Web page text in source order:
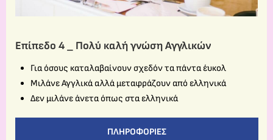
Επίπεδο 4 _ Πολύ καλή γνώση Αγγλικών
Για όσους καταλαβαίνουν σχεδόν τα πάντα έυκολ
Μιλάνε Αγγλικά αλλά μεταφράζουν από ελληνικά
Δεν μιλάνε άνετα όπως στα ελληνικά
ΠΛΗΡΟΦΟΡΊΕΣ